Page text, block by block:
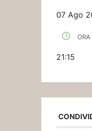
07 Ago
ORA
21:15